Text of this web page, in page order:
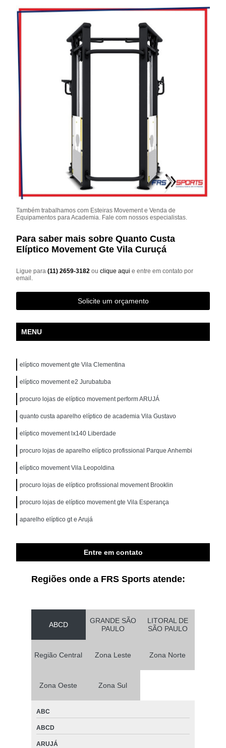
Também trabalhamos com Esteiras Movement e Venda de
Equipamentos para Academia. Fale com nossos especialistas.
Para saber mais sobre Quanto Custa
Elíptico Movement Gte Vila Curuçá
Ligue para(11) 2659-3182ouclique aqui e entre em contato por
email.
Solicite um orçamento
MENU
elíptico movement gte Vila Clementina
elíptico movement e2 Jurubatuba
procuro lojas de elíptico movement perform ARUJÁ
quanto custa aparelho elíptico de academia Vila Gustavo
elíptico movement lx140 Liberdade
procuro lojas de aparelho elíptico profissional Parque Anhembi
elíptico movement Vila Leopoldina
procuro lojas de elíptico profissional movement Brooklin
procuro lojas de elíptico movement gte Vila Esperança
aparelho elíptico gt e Arujá
Entre em contato
Regiões onde a FRS Sports atende:
ABCD
GRANDE SÃO
PAULO
LITORAL DE
SÃO PAULO
Região Central Zona Leste Zona Norte
Zona Oeste Zona Sul
ABC
ABCD
ARUJÁ